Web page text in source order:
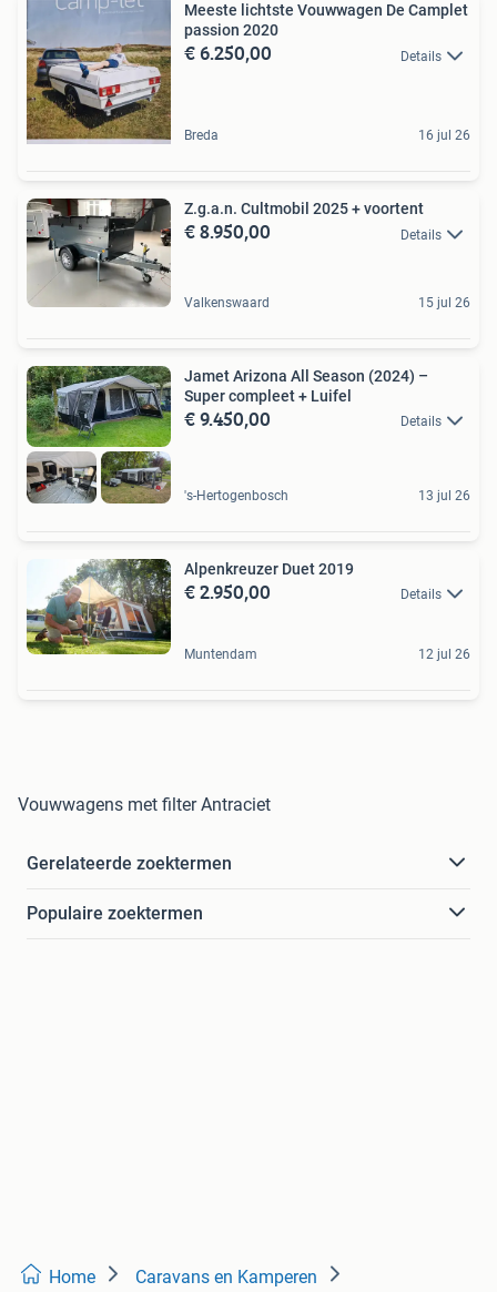
Meeste lichtste Vouwwagen De Camplet
passion 2020
€ 6.250,00 Details
Breda 16 jul 26
Z.g.a.n. Cultmobil 2025 + voortent
€ 8.950,00 Details
Valkenswaard 15 jul 26
Jamet Arizona All Season (2024) –
Super compleet + Luifel
€ 9.450,00 Details
's-Hertogenbosch 13 jul 26
Alpenkreuzer Duet 2019
€ 2.950,00 Details
Muntendam 12 jul 26
Vouwwagens met filter Antraciet
Gerelateerde zoektermen
Populaire zoektermen
Home Caravans en Kamperen